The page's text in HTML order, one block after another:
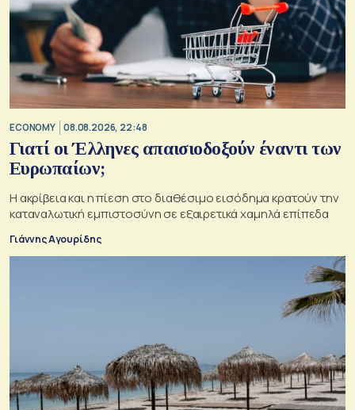
ECONOMY 08.08.2026, 22:48
Γιατί οι Έλληνες απαισιοδοξούν έναντι των
Ευρωπαίων;
Η ακρίβεια και η πίεση στο διαθέσιμο εισόδημα κρατούν την
καταναλωτική εμπιστοσύνη σε εξαιρετικά χαμηλά επίπεδα
Γιάννης Αγουρίδης